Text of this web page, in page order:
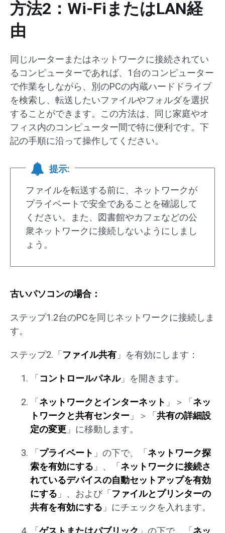
方法2：Wi-FiまたはLAN経
由
同じルーターまたはネットワークに接続されてい
るコンピューターであれば、1台のコンピューター
で作業をしながら、別のPCの内蔵ハードドライブ
を検索し、転送したいファイルやフォルダを選択
することができます。この方法は、同じ家庭やオ
フィス内のコンピューター間で特に便利です。下
記の手順に沿って操作してください。
提示:
ファイルを転送する前に、ネットワークが
プライベートで安全であることを確認して
ください。また、図書館やカフェなどの公
衆ネットワークに接続しないようにしまし
ょう。
古いパソコンの場合：
ステップ1.2台のPCを同じネットワークに接続しま
す。
ステップ2.「 ファイル共有 」を有効にします：
「 コントロールパネル」を開きます。
「 ネットワークとインターネット 」＞「 ネッ
トワークと共有センター 」＞「 共有の詳細設
定の変更 」に移動します。
「 プライベート 」の下で、「 ネットワーク探
索を有効にする 」、「 ネットワークに接続さ
れているデバイスの自動セットアップを有効
にする 」、および「 ファイルとプリンターの
共有を有効にする 」にチェックを入れます。
「 ゲストまたはパブリック 」の下で、「 ネッ